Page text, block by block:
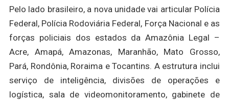
Pelo lado brasileiro, a nova unidade vai articular Polícia
Federal, Polícia Rodoviária Federal, Força Nacional e as
forças policiais dos estados da Amazônia Legal –
Acre, Amapá, Amazonas, Maranhão, Mato Grosso,
Pará, Rondônia, Roraima e Tocantins. A estrutura inclui
serviço de inteligência, divisões de operações e
logística, sala de videomonitoramento, gabinete de